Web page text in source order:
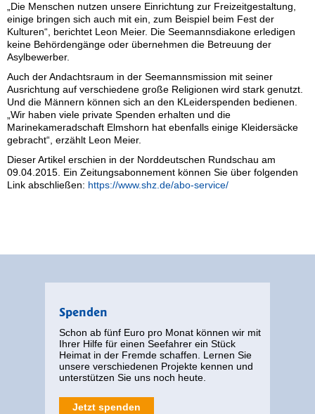
„Die Menschen nutzen unsere Einrichtung zur Freizeitgestaltung,
einige bringen sich auch mit ein, zum Beispiel beim Fest der
Kulturen“, berichtet Leon Meier. Die Seemannsdiakone erledigen
keine Behördengänge oder übernehmen die Betreuung der
Asylbewerber.
Auch der Andachtsraum in der Seemannsmission mit seiner
Ausrichtung auf verschiedene große Religionen wird stark genutzt.
Und die Männern können sich an den KLeiderspenden bedienen.
„Wir haben viele private Spenden erhalten und die
Marinekameradschaft Elmshorn hat ebenfalls einige Kleidersäcke
gebracht“, erzählt Leon Meier.
Dieser Artikel erschien in der Norddeutschen Rundschau am
09.04.2015. Ein Zeitungsabonnement können Sie über folgenden
Link abschließen: https://www.shz.de/abo-service/
Spenden
Schon ab fünf Euro pro Monat können wir mit
Ihrer Hilfe für einen Seefahrer ein Stück
Heimat in der Fremde schaffen. Lernen Sie
unsere verschiedenen Projekte kennen und
unterstützen Sie uns noch heute.
Jetzt spenden